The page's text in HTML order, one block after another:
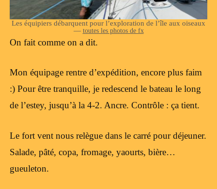
Les équipiers débarquent pour l’exploration de l’île aux oiseaux
— toutes les photos de fx
On fait comme on a dit.
Mon équipage rentre d’expédition, encore plus faim
:) Pour être tranquille, je redescend le bateau le long
de l’estey, jusqu’à la 4-2. Ancre. Contrôle : ça tient.
Le fort vent nous relègue dans le carré pour déjeuner.
Salade, pâté, copa, fromage, yaourts, bière…
gueuleton.